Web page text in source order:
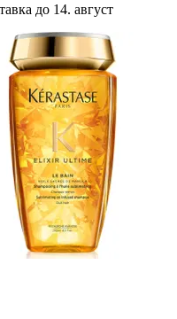
до 14. август